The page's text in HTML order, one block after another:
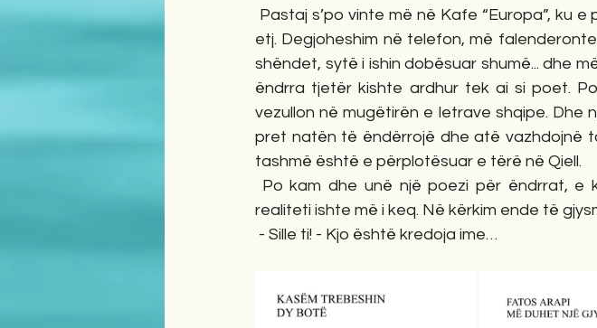
etj. Degjoheshim në telefon, më
shëndet, sytë i ishin dobësuar shumë... dhe
ëndrra tjetër kishte ardhur tek ai si poet.
vezullon në mugëtirën e letrave shqipe. Dhe
pret natën të ëndërrojë dhe atë vazhdojnë
tashmë është e përplotësuar e tërë në Qiell.
realiteti ishte më i keq. Në kërkim ende të
- Sille ti! - Kjo është kredoja ime…